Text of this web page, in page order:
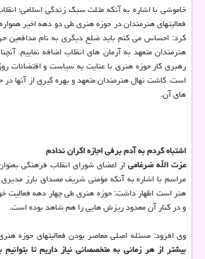
خاموشی با اشاره به آنکه مثلث سبک زندگی اسلامی؛
فعالیتهای هنرمندان در حوزه هنری طی دو دهه اخیر
کرد: احساس می کنم باید ضلع دیگری به نام مدافعین
هنرمندان متعهد به آرمان های انقلاب اضافه نماییم.
رهبری کار حوزه هنری با عنایت به سیاست و اقتضائات
است. کاشت نهال هنرمندان متعهد و بهره گیری از آنها در
های آن.
اشتباه کردم به آدم برفی اجازه اکران ندادم
عزت الله ضرغامیاز اعضای شورای انقلاب فرهنگی
مراسم با اشاره به آنکه مؤمنی شریف مصداق بارز
هنر است اظهار داشت: حوزه هنری طی چهار دهه فعالیت
و در کنار آن معدود ریزش هایی را هم شاهد بوده است.
وی افزود: مسئله اصلی معاصر بودن فعالیتهای حوزه
بیشتر از هر زمانی به متخصصانی نیاز داریم تا بتوانیم